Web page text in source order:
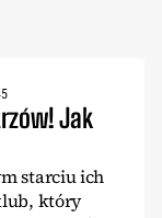
Jak
starciu ich
który